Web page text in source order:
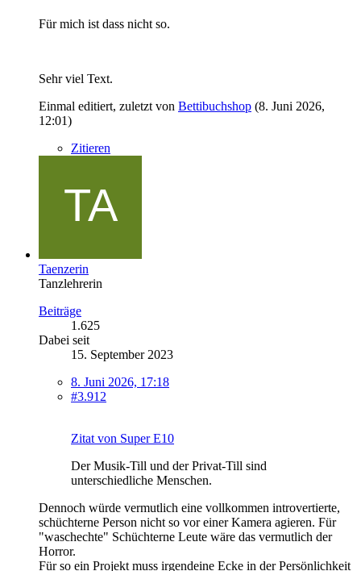
Für mich ist dass nicht so.
Sehr viel Text.
Einmal editiert, zuletzt von Bettibuchshop (8. Juni 2026,
12:01)
Zitieren
Taenzerin
Tanzlehrerin
Beiträge
1.625
Dabei seit
15. September 2023
8. Juni 2026, 17:18
#3.912
Zitat von Super E10
Der Musik-Till und der Privat-Till sind
unterschiedliche Menschen.
Dennoch würde vermutlich eine vollkommen introvertierte,
schüchterne Person nicht so vor einer Kamera agieren. Für
"waschechte" Schüchterne Leute wäre das vermutlich der
Horror.
Für so ein Projekt muss irgendeine Ecke in der Persönlichkeit